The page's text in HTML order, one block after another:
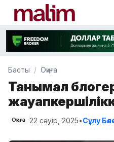
Басты Оқиға
Танымал
Оқиға 22 сәуір, 2025•Сұлу